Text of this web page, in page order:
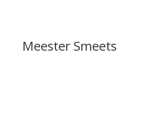
Meester Smeets